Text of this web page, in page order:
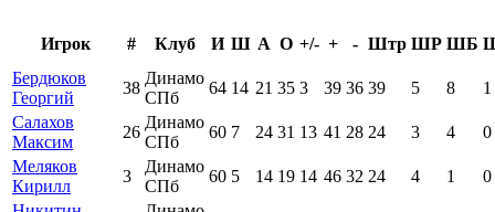
Игрок # Клуб И Ш А О +/- + - Штр ШР ШБ
Бердюков
Георгий
38
Динамо
СПб
64 14 21 35 3 39 36 39 5 8
1
Салахов
Максим
26
Динамо
СПб
60 7 24 31 13 41 28 24 3 4
0
Меляков
Кирилл
3
Динамо
СПб
60 5 14 19 14 46 32 24 4 1
0